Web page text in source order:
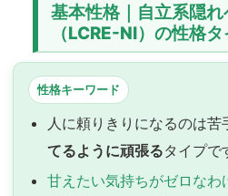
基本性格｜自立系隠れ
（LCRE-NI）の性格
性格キーワード
人に頼りきりになるのは苦
てるように頑張るタイプで
甘えたい気持ちがゼロなわ